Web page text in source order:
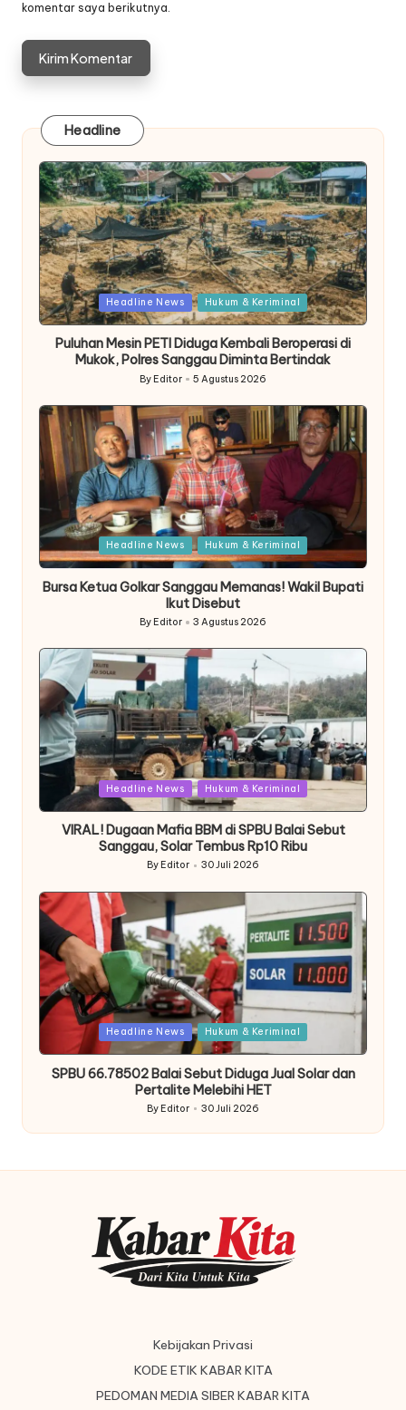
komentar saya berikutnya.
Headline
Posted
in
Headline News Hukum & Keriminal
Puluhan Mesin PETI Diduga Kembali Beroperasi di
Mukok, Polres Sanggau Diminta Bertindak
Posted
By Editor 5 Agustus 2026
Posted
in
Headline News Hukum & Keriminal
Bursa Ketua Golkar Sanggau Memanas! Wakil Bupati
Ikut Disebut
Posted
by
By Editor 3 Agustus 2026
Posted
in
Headline News Hukum & Keriminal
VIRAL! Dugaan Mafia BBM di SPBU Balai Sebut
Sanggau, Solar Tembus Rp10 Ribu
Posted
By Editor 30 Juli 2026
Posted
Headline News Hukum & Keriminal
SPBU 66.78502 Balai Sebut Diduga Jual Solar dan
Pertalite Melebihi HET
Posted
by
By Editor 30 Juli 2026
Kebijakan Privasi
KODE ETIK KABAR KITA
PEDOMAN MEDIA SIBER KABAR KITA